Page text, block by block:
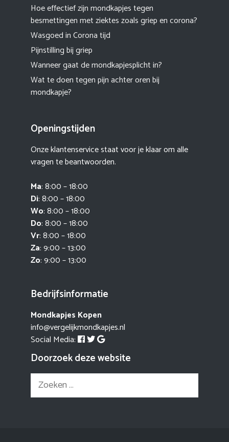
Hoe effectief zijn mondkapjes tegen
besmettingen met ziektes zoals griep en corona?
Wasgoed in Corona tijd
Pijnstilling bij griep
Wanneer gaat de mondkapjesplicht in?
Wat te doen tegen pijn achter oren bij
mondkapje?
Openingstijden
Onze klantenservice staat voor je klaar om alle
vragen te beantwoorden.
Ma: 8:00 – 18:00
Di: 8:00 – 18:00
Wo: 8:00 – 18:00
Do: 8:00 – 18:00
Vr: 8:00 – 18:00
Za: 9:00 – 13:00
Zo: 9:00 – 13:00
Bedrijfsinformatie
Mondkapjes Kopen
info@vergelijkmondkapjes.nl
Social Media:
Doorzoek deze website
Zoek
naar: